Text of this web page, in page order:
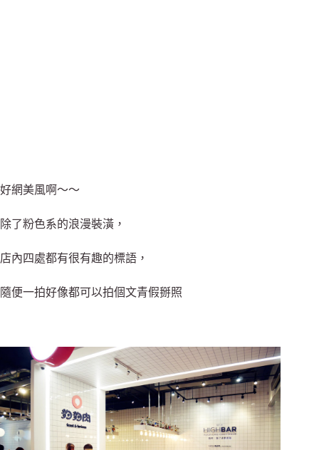
好網美風啊～～
除了粉色系的浪漫裝潢，
店內四處都有很有趣的標語，
隨便一拍好像都可以拍個文青假掰照